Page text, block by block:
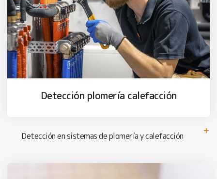
Detección plomería calefacción
Detección en sistemas de plomería y calefacción